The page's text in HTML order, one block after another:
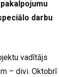
darbu
vadītājs
– divi. Oktobrī